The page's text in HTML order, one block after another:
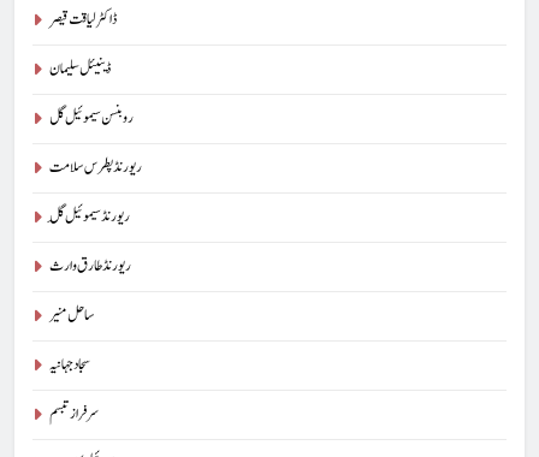
ڈاکٹر لیاقت قیصر
ڈینیئل سلیمان
روبنسن سیموئیل گل
ریورنڈ پطرس سلامت
ریورنڈ سیموئیل گِل
ریورنڈ طارق وارث
ساحل منیر
سجاد جہانیہ
سرفراز تبسم